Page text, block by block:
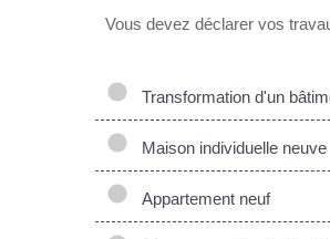
Vous devez déclarer vos
Transformation d'un
Maison individuelle neuve
Appartement neuf